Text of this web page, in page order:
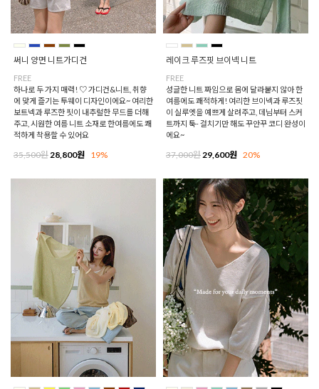
써니 양면 니트가디건
FREE
하나로 두 가지 매력! ♡ 가디건&니트, 취향
에 맞게 즐기는 투웨이 디자인이에요~ 여리한
보트넥과 루즈한 핏이 내추럴한 무드를 더해
주고, 시원한 여름 니트 소재로 한여름에도 쾌
적하게 착용할 수 있어요
35,500원28,800원 19%
레이크 루즈핏 브이넥 니트
FREE
성글한 니트 짜임으로 몸에 달라붙지 않아 한
여름에도 쾌적하게! 여리한 브이넥과 루즈핏
이 실루엣을 예쁘게 살려주고, 데님부터 스커
트까지 툭- 걸치기만 해도 꾸안꾸 코디 완성이
에요~
37,000원29,600원 20%